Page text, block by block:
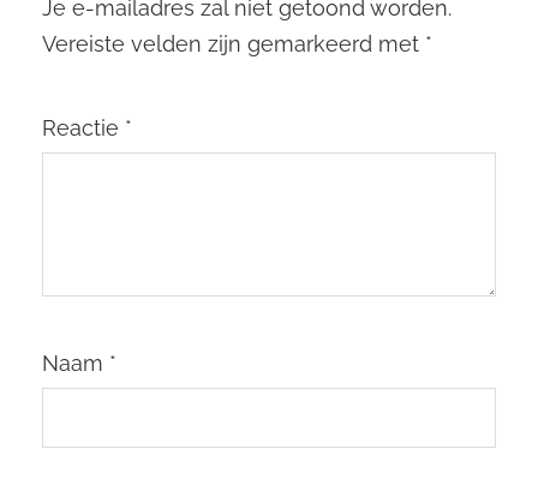
Je e-mailadres zal niet getoond worden.
Vereiste velden zijn gemarkeerd met *
Reactie *
Naam *